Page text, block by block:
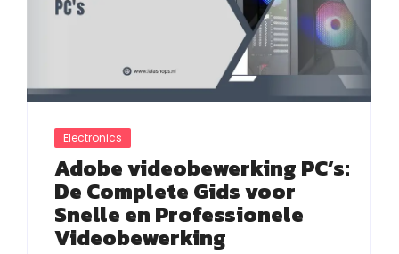
Electronics
Adobe videobewerking PC’s:
De Complete Gids voor
Snelle en Professionele
Videobewerking